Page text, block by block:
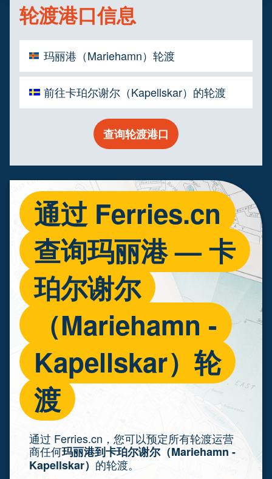
轮渡港口信息
玛丽港（Mariehamn）轮渡
前往卡珀尔谢尔（Kapellskar）的轮渡
查询轮渡港口
通过 Ferries.cn
查询玛丽港 — 卡
珀尔谢尔
（Mariehamn -
Kapellskar）轮
渡
通过 Ferries.cn，您可以预定所有轮渡运营
商任何玛丽港到卡珀尔谢尔（Mariehamn -
Kapellskar） 的轮渡。